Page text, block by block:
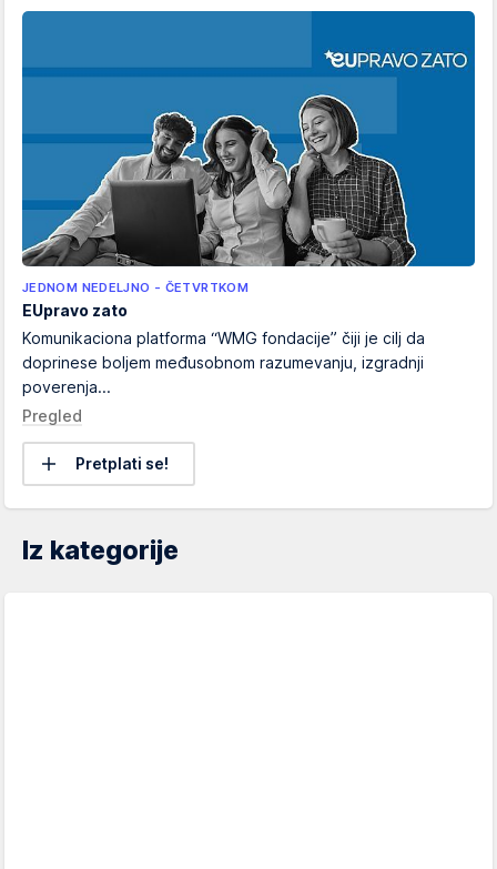
JEDNOM NEDELJNO - ČETVRTKOM
EUpravo zato
Komunikaciona platforma “WMG fondacije” čiji je cilj da
doprinese boljem međusobnom razumevanju, izgradnji
poverenja...
Pregled
Pretplati se!
Iz kategorije